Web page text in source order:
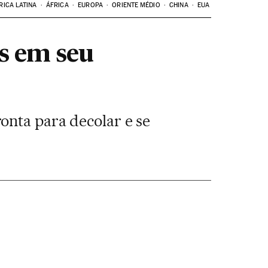
LATINA ÁFRICA EUROPA ORIENTE MÉDIO CHINA EUA
em seu
para decolar e se